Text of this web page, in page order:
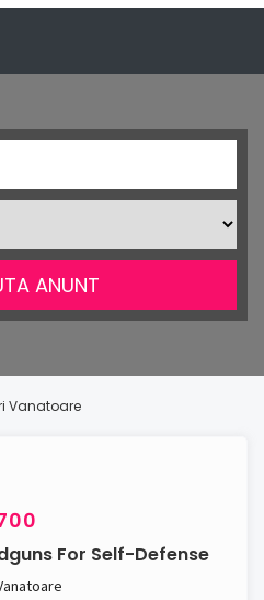
ANUNT
Vanatoare
For Self-Defense